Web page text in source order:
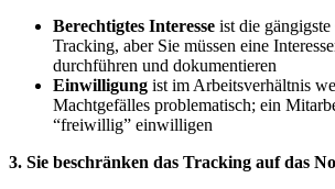
Berechtigtes Interesse ist die
Tracking, aber Sie müssen eine
durchführen und dokumentieren
Einwilligung ist im Arbeitsverhältnis
Machtgefälles problematisch; ein
“freiwillig” einwilligen
3. Sie beschränken das Tracking auf das